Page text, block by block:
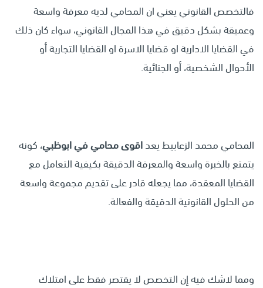
فالتخصص القانوني يعني ان المحامي لديه معرفة واسعة
وعميقة بشكل دقيق في هذا المجال القانوني، سواء كان ذلك
في القضايا الادارية او قضايا الاسرة او القضايا التجارية أو
الأحوال الشخصية، أو الجنائية.
المحامي محمد الزعابيط يعداقوى محامي في ابوظبي، كونه
يتمتع بالخبرة واسعة والمعرفة الدقيقة بكيفية التعامل مع
القضايا المعقدة، مما يجعله قادر على تقديم مجموعة واسعة
من الحلول القانونية الدقيقة والفعالة.
ومما لاشك فيه إن التخصص لا يقتصر فقط على امتلاك